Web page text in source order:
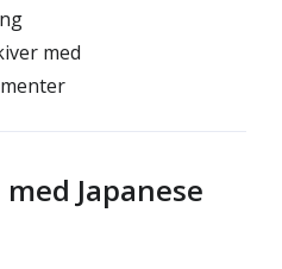
med
Japanese